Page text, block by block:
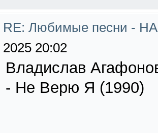
RE: Любимые песни -
2025 20:02
Владислав
- Не Верю Я (1990)